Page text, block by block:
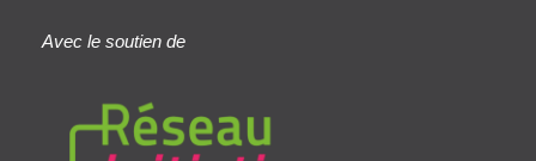
Avec le soutien de